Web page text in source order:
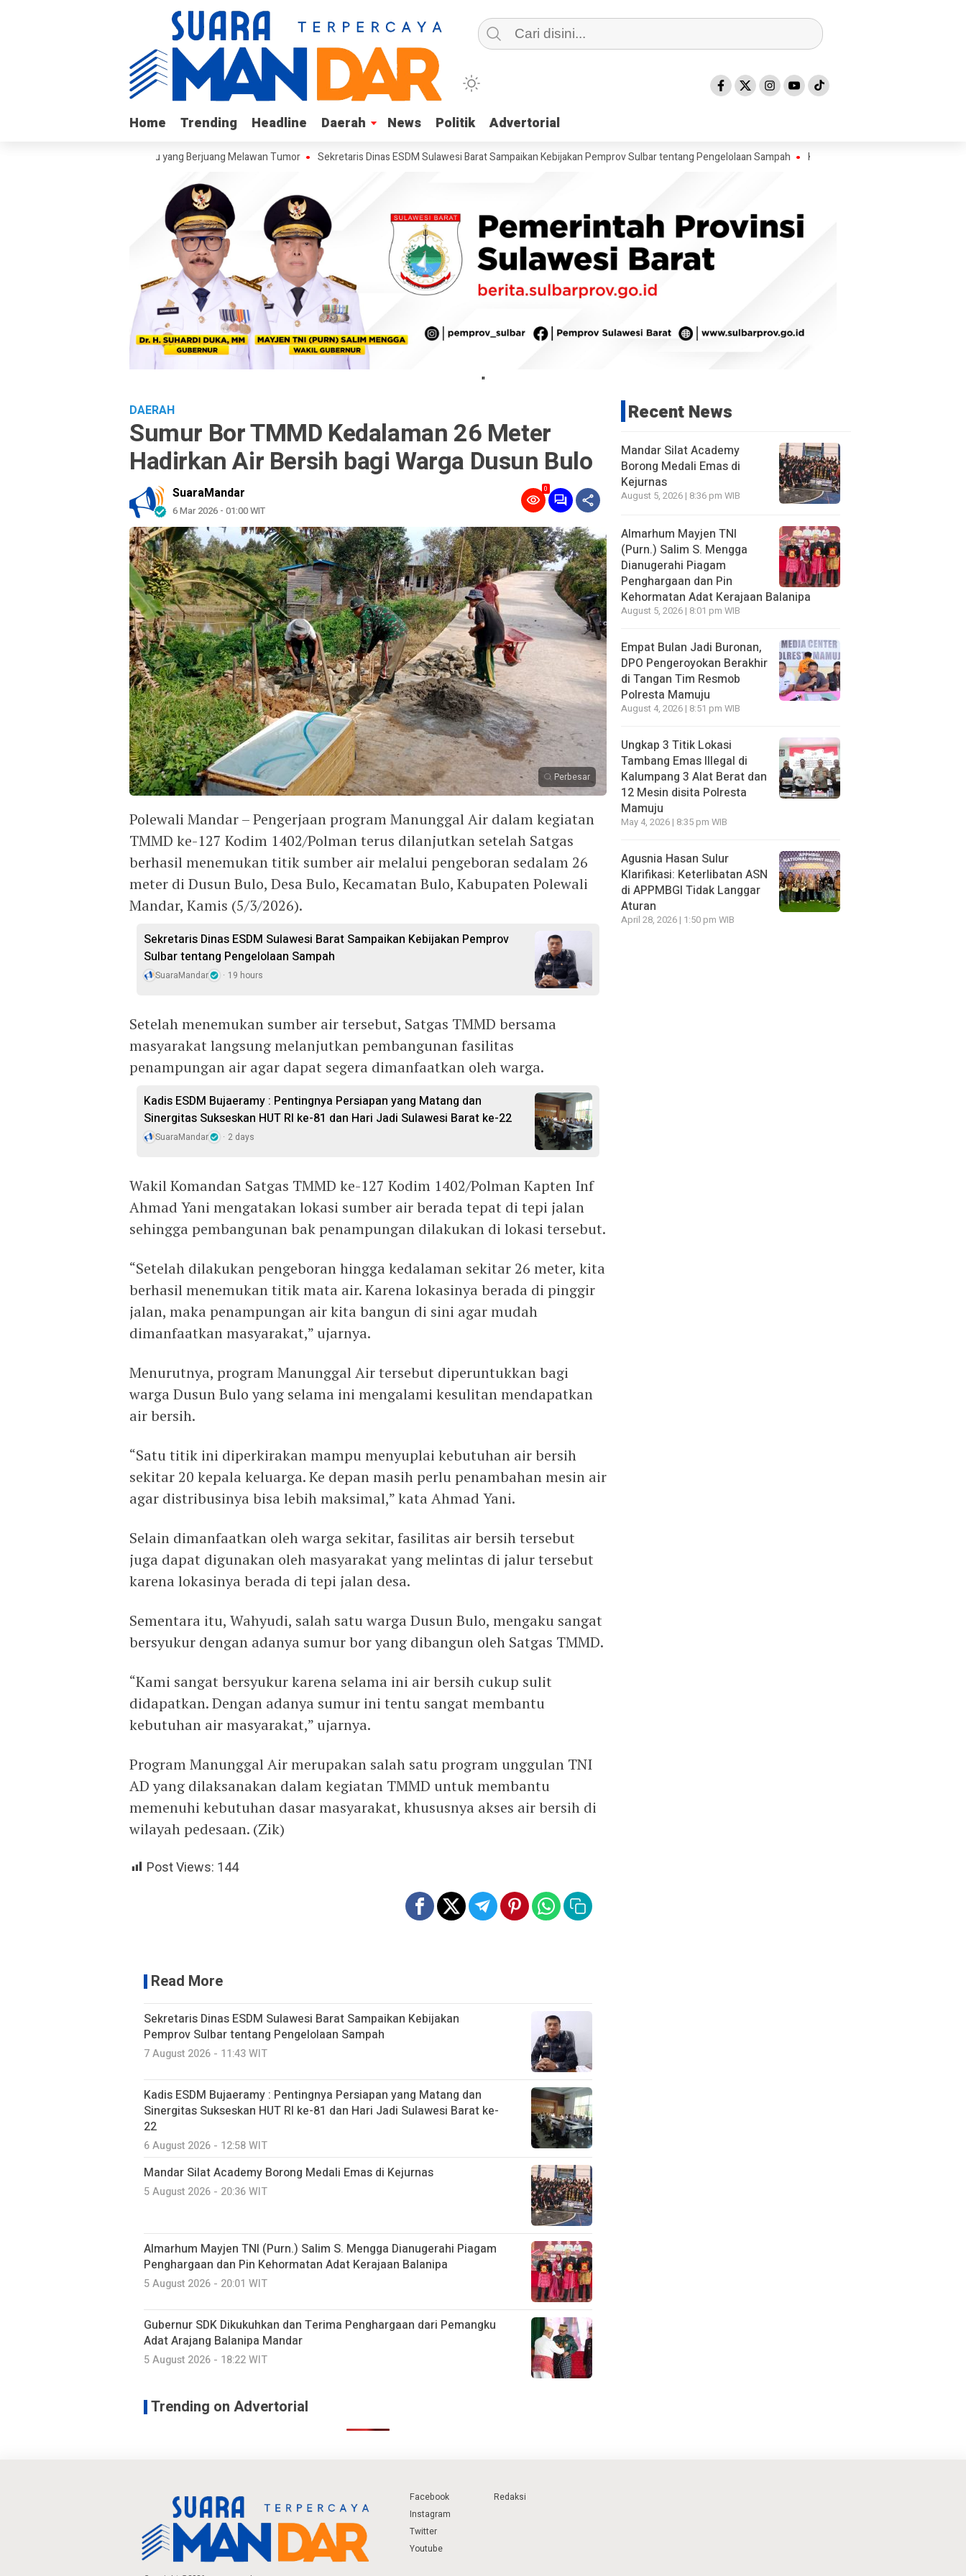
Home Trending Headline Daerah News Politik Advertorial
Home Trending Headline Daerah News Politik Advertorial
Arif, Remaja Kalukku yang Berjuang Melawan Tumor Sekretaris Dinas ESDM Sulawesi Barat Sampaikan Kebijakan Pemprov Sulbar tentang Pengelolaan Sampah Kadis ESDM Bujaeramy : Pentingnya
"
DAERAH
Sumur Bor TMMD Kedalaman 26 Meter
Hadirkan Air Bersih bagi Warga Dusun Bulo
SuaraMandar
6 Mar 2026 - 01:00 WIT
0
Perbesar
Polewali Mandar – Pengerjaan program Manunggal Air dalam kegiatan
TMMD ke-127 Kodim 1402/Polman terus dilanjutkan setelah Satgas
berhasil menemukan titik sumber air melalui pengeboran sedalam 26
meter di Dusun Bulo, Desa Bulo, Kecamatan Bulo, Kabupaten Polewali
Mandar, Kamis (5/3/2026).
Sekretaris Dinas ESDM Sulawesi Barat Sampaikan Kebijakan Pemprov
Sulbar tentang Pengelolaan Sampah
SuaraMandar 19 hours
Setelah menemukan sumber air tersebut, Satgas TMMD bersama
masyarakat langsung melanjutkan pembangunan fasilitas
penampungan air agar dapat segera dimanfaatkan oleh warga.
Kadis ESDM Bujaeramy : Pentingnya Persiapan yang Matang dan
Sinergitas Sukseskan HUT RI ke-81 dan Hari Jadi Sulawesi Barat ke-22
SuaraMandar 2 days
Wakil Komandan Satgas TMMD ke-127 Kodim 1402/Polman Kapten Inf
Ahmad Yani mengatakan lokasi sumber air berada tepat di tepi jalan
sehingga pembangunan bak penampungan dilakukan di lokasi tersebut.
“Setelah dilakukan pengeboran hingga kedalaman sekitar 26 meter, kita
berhasil menemukan titik mata air. Karena lokasinya berada di pinggir
jalan, maka penampungan air kita bangun di sini agar mudah
dimanfaatkan masyarakat,” ujarnya.
Menurutnya, program Manunggal Air tersebut diperuntukkan bagi
warga Dusun Bulo yang selama ini mengalami kesulitan mendapatkan
air bersih.
“Satu titik ini diperkirakan mampu menyuplai kebutuhan air bersih
sekitar 20 kepala keluarga. Ke depan masih perlu penambahan mesin air
agar distribusinya bisa lebih maksimal,” kata Ahmad Yani.
Selain dimanfaatkan oleh warga sekitar, fasilitas air bersih tersebut
juga dapat digunakan oleh masyarakat yang melintas di jalur tersebut
karena lokasinya berada di tepi jalan desa.
Sementara itu, Wahyudi, salah satu warga Dusun Bulo, mengaku sangat
bersyukur dengan adanya sumur bor yang dibangun oleh Satgas TMMD.
“Kami sangat bersyukur karena selama ini air bersih cukup sulit
didapatkan. Dengan adanya sumur ini tentu sangat membantu
kebutuhan air masyarakat,” ujarnya.
Program Manunggal Air merupakan salah satu program unggulan TNI
AD yang dilaksanakan dalam kegiatan TMMD untuk membantu
memenuhi kebutuhan dasar masyarakat, khususnya akses air bersih di
wilayah pedesaan. (Zik)
Post Views: 144
Read More
Sekretaris Dinas ESDM Sulawesi Barat Sampaikan Kebijakan
Pemprov Sulbar tentang Pengelolaan Sampah
7 August 2026 - 11:43 WIT
Kadis ESDM Bujaeramy : Pentingnya Persiapan yang Matang dan
Sinergitas Sukseskan HUT RI ke-81 dan Hari Jadi Sulawesi Barat ke-
22
6 August 2026 - 12:58 WIT
Mandar Silat Academy Borong Medali Emas di Kejurnas
5 August 2026 - 20:36 WIT
Almarhum Mayjen TNI (Purn.) Salim S. Mengga Dianugerahi Piagam
Penghargaan dan Pin Kehormatan Adat Kerajaan Balanipa
5 August 2026 - 20:01 WIT
Gubernur SDK Dikukuhkan dan Terima Penghargaan dari Pemangku
Adat Arajang Balanipa Mandar
5 August 2026 - 18:22 WIT
Trending on Advertorial
Recent News
Mandar Silat Academy
Borong Medali Emas di
Kejurnas
August 5, 2026 | 8:36 pm WIB
Almarhum Mayjen TNI
(Purn.) Salim S. Mengga
Dianugerahi Piagam
Penghargaan dan Pin
Kehormatan Adat Kerajaan Balanipa
August 5, 2026 | 8:01 pm WIB
Empat Bulan Jadi Buronan,
DPO Pengeroyokan Berakhir
di Tangan Tim Resmob
Polresta Mamuju
August 4, 2026 | 8:51 pm WIB
Ungkap 3 Titik Lokasi
Tambang Emas Illegal di
Kalumpang 3 Alat Berat dan
12 Mesin disita Polresta
Mamuju
May 4, 2026 | 8:35 pm WIB
Agusnia Hasan Sulur
Klarifikasi: Keterlibatan ASN
di APPMBGI Tidak Langgar
Aturan
April 28, 2026 | 1:50 pm WIB
Facebook
Instagram
Twitter
Youtube
Redaksi